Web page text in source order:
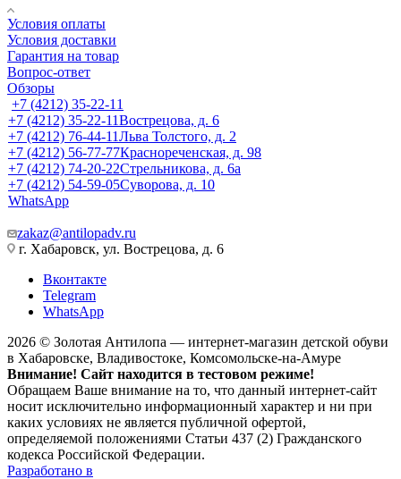
Условия оплаты
Условия доставки
Гарантия на товар
Вопрос-ответ
Обзоры
+7 (4212) 35-22-11
+7 (4212) 35-22-11Вострецова, д. 6
+7 (4212) 76-44-11Льва Толстого, д. 2
+7 (4212) 56-77-77Краснореченская, д. 98
+7 (4212) 74-20-22Стрельникова, д. 6а
+7 (4212) 54-59-05Суворова, д. 10
WhatsApp
zakaz@antilopadv.ru
г. Хабаровск, ул. Вострецова, д. 6
Вконтакте
Telegram
WhatsApp
2026 © Золотая Антилопа — интернет-магазин детской обуви
в Хабаровске, Владивостоке, Комсомольске-на-Амуре
Внимание! Сайт находится в тестовом режиме!
Обращаем Ваше внимание на то, что данный интернет-сайт
носит исключительно информационный характер и ни при
каких условиях не является публичной офертой,
определяемой положениями Статьи 437 (2) Гражданского
кодекса Российской Федерации.
Разработано в